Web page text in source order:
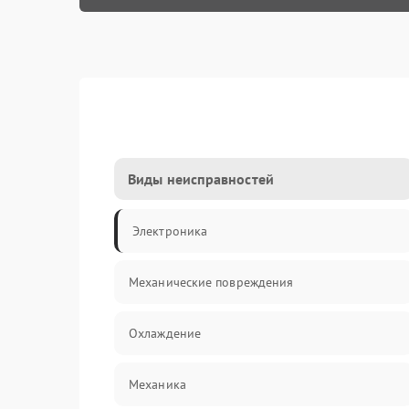
Виды неисправностей
Электроника
Механические повреждения
Охлаждение
Механика